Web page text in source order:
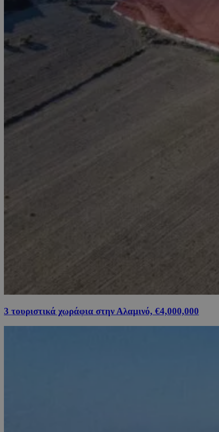
3 τουριστικά χωράφια στην Αλαμινό, €4,000,000